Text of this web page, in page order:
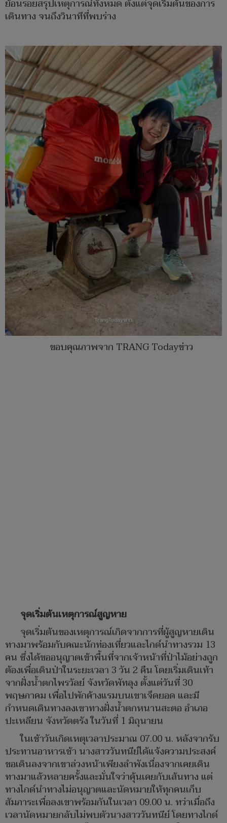
ย้อนรอยสรุปเหตุการณ์ทั้งหมด ตั้งแต่จุดเริ่มต้นของการ
เดินทาง จนถึงวินาทีที่พบร่าง
ขอบคุณภาพจาก TRANG Todayข่าว
จุดเริ่มต้นเหตุการณ์สูญหาย
จุดเริ่มต้นของเหตุการณ์เกิดจากการที่ผู้สูญหายเดิน
ทางมาพร้อมกับคณะนักท่องเที่ยวและไกด์นำทางรวม 13
คน ซึ่งได้ขออนุญาตเข้าพื้นที่จากเจ้าหน้าที่ป่าไม้อย่างถูก
ต้องเพื่อเดินป่าในระยะเวลา 3 วัน 2 คืน โดยเริ่มเดินเท้า
จากฝั่งน้ำตกไพรวัลย์ จังหวัดพัทลุง ตั้งแต่วันที่ 30
พฤษภาคม เพื่อไปพักค้างแรมบนเขาเจ็ดยอด และมี
กำหนดเดินทางลงเขาทางฝั่งน้ำตกหนานสะตอ อำเภอ
ปะเหลียน จังหวัดตรัง ในวันที่ 1 มิถุนายน
ในเช้าวันเกิดเหตุเวลาประมาณ 07.00 น. หลังจากรับ
ประทานอาหารเช้า นางสาววันทนีย์ได้แจ้งความประสงค์
ขอเดินลงจากเขาล่วงหน้าเพียงลำพังเนื่องจากเคยเดิน
ทางมาแล้วหลายครั้งและมั่นใจว่าคุ้นเคยกับเส้นทาง แต่
ทางไกด์นำทางไม่อนุญาตและนัดหมายให้ทุกคนเก็บ
สัมภาระเพื่อลงเขาพร้อมกันในเวลา 09.00 น. ทว่าเมื่อถึง
เวลานัดหมายกลับไม่พบตัวนางสาววันทนีย์ โดยทางไกด์